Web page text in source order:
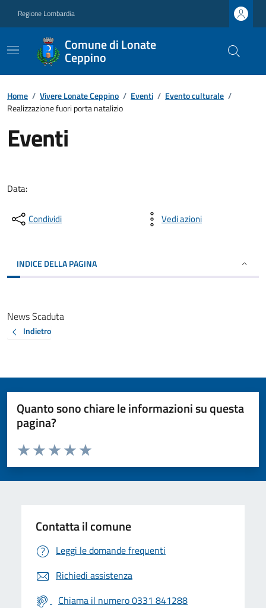
Regione Lombardia
Comune di Lonate
Ceppino
Home / Vivere Lonate Ceppino / Eventi / Evento culturale /
Realizzazione fuori porta natalizio
Eventi
Data:
Condividi Vedi azioni
INDICE DELLA PAGINA
News Scaduta
Indietro
Quanto sono chiare le informazioni su questa
pagina?
Valuta da 1 a 5 stelle la pagina
Valuta 5 stelle su 5
Valuta 4 stelle su 5
Valuta 3 stelle su 5
Valuta 2 stelle su 5
Valuta 1 stelle su 5
Contatta il comune
Leggi le domande frequenti
Richiedi assistenza
Chiama il numero 0331 841288